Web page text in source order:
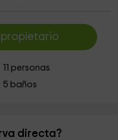
propietario
personas
5 baños
directa?